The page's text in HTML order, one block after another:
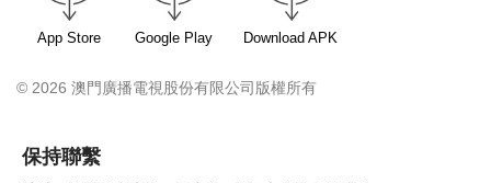
App Store Google Play Download APK
© 2026 澳門廣播電視股份有限公司版權所有
保持聯繫